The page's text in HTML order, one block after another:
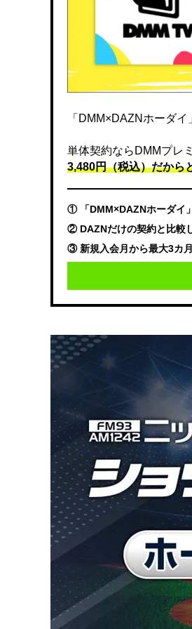
「DMM×DAZNホーダ
単体契約ならDMMプレ
3,480円（税込）だから
① 「DMM×DAZNホーダイ
② DAZNだけの契約と比較
③ 新規入会月から最大3カ月